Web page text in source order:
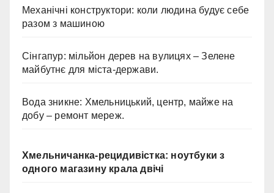
Механічні конструктори: коли людина будує себе
разом з машиною
Сінгапур: мільйон дерев на вулицях – Зелене
майбутнє для міста-держави.
Вода зникне: Хмельницький, центр, майже на
добу – ремонт мереж.
Хмельничанка-рецидивістка: ноутбуки з
одного магазину крала двічі